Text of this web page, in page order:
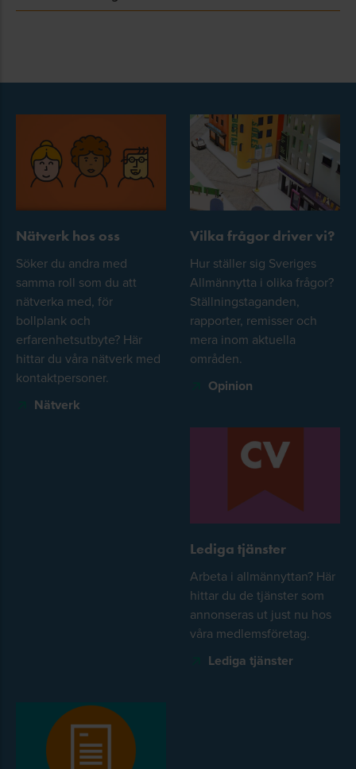
Nätverk hos oss
Söker du andra med
samma roll som du att
nätverka med, för
bollplank och
erfarenhetsutbyte? Här
hittar du våra nätverk med
kontaktpersoner.
Nätverk
Vilka frågor driver vi?
Hur ställer sig Sveriges
Allmännytta i olika frågor?
Ställningstaganden,
rapporter, remisser och
mera inom aktuella
områden.
Opinion
Lediga tjänster
Arbeta i allmännyttan? Här
hittar du de tjänster som
annonseras ut just nu hos
våra medlemsföretag.
Lediga tjänster